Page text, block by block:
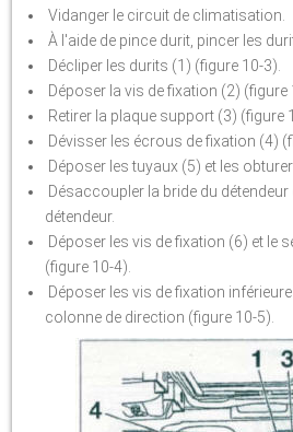
Vidanger le circuit de climatisation.
À l'aide de pince durit, pincer les
Décliper les durits (1) (figure 10-3).
Déposer la vis de fixation (2) (figure
Retirer la plaque support (3) (figure
Dévisser les écrous de fixation (4)
Déposer les tuyaux (5) et les
Désaccoupler la bride du
détendeur.
Déposer les vis de fixation (6) et le
(figure 10-4).
Déposer les vis de fixation
colonne de direction (figure 10-5).